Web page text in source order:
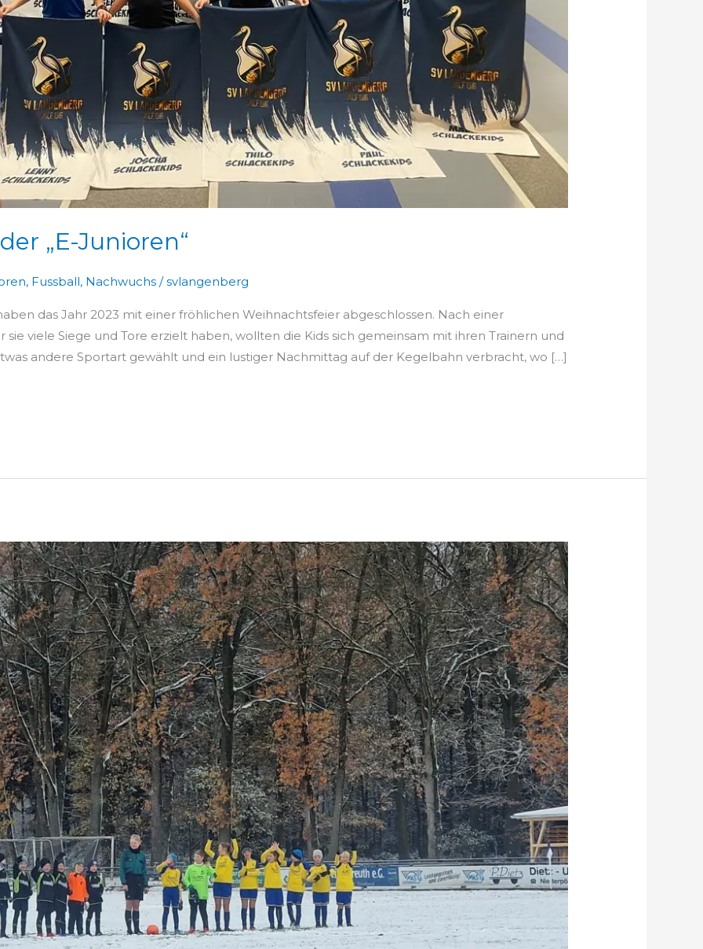
„E-Junioren“
, Fussball, Nachwuchs /svlangenberg
das Jahr 2023 mit einer fröhlichen Weihnachtsfeier abgeschlossen. Nach einer
viele Siege und Tore erzielt haben, wollten die Kids sich gemeinsam mit ihren Trainern und
andere Sportart gewählt und ein lustiger Nachmittag auf der Kegelbahn verbracht, wo […]